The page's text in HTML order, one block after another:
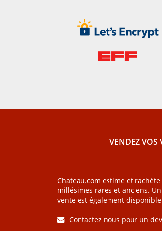
VENDEZ VOS
Chateau.com estime et rachète
millésimes rares et anciens.
vente est également disponible.
Contactez nous pour un